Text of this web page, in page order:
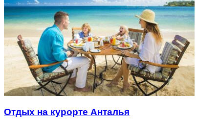
Отдых на курорте Анталья